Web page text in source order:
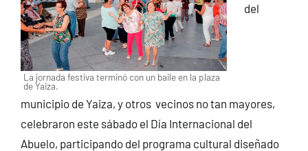
La jornada festiva terminó con un baile en la plaza
de Yaiza.
del
municipio de Yaiza, y otros vecinos no tan mayores,
celebraron este sábado el Día Internacional del
Abuelo, participando del programa cultural diseñado